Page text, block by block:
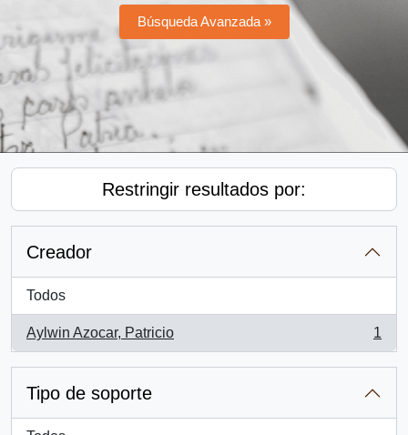
Búsqueda Avanzada »
Restringir resultados por:
Creador
Todos
Aylwin Azocar, Patricio
, 1 resultados
1
Tipo de soporte